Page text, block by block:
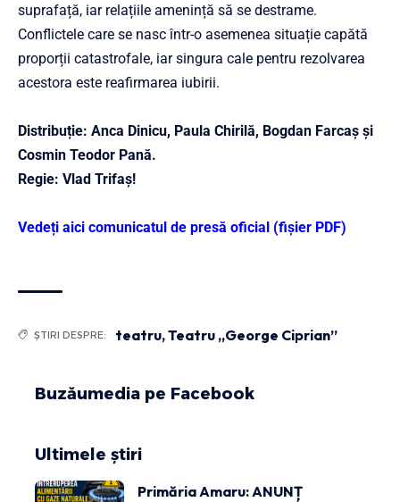
suprafață, iar relațiile amenință să se destrame.
Conflictele care se nasc într-o asemenea situație capătă
proporții catastrofale, iar singura cale pentru rezolvarea
acestora este reafirmarea iubirii.
Distribuție: Anca Dinicu, Paula Chirilă, Bogdan Farcaș și
Cosmin Teodor Pană.
Regie: Vlad Trifaș!
Vedeți aici comunicatul de presă oficial (fișier PDF)
ȘTIRI DESPRE: teatru,Teatru „George Ciprian”
Buzăumedia pe Facebook
Ultimele știri
Primăria Amaru: ANUNȚ